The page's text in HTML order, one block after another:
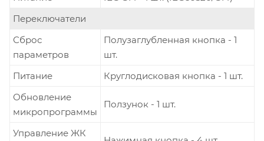
Переключатели
Сброс
параметров
Полузаглубленная кнопка - 1
шт.
Питание
Круглодисковая кнопка - 1 шт.
Обновление
микропрограммы
Ползунок - 1 шт.
Управление ЖК